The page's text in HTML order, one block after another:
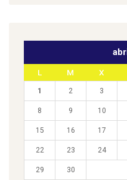
L M X
1 2 3
8 9 10
15 16 17
22 23 24
29 30